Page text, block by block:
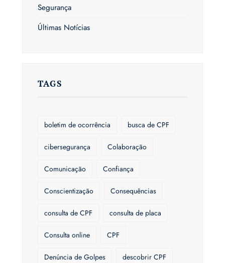
Segurança
Últimas Notícias
TAGS
boletim de ocorrência busca de CPF
cibersegurança Colaboração
Comunicação Confiança
Conscientização Consequências
consulta de CPF consulta de placa
Consulta online CPF
Denúncia de Golpes descobrir CPF